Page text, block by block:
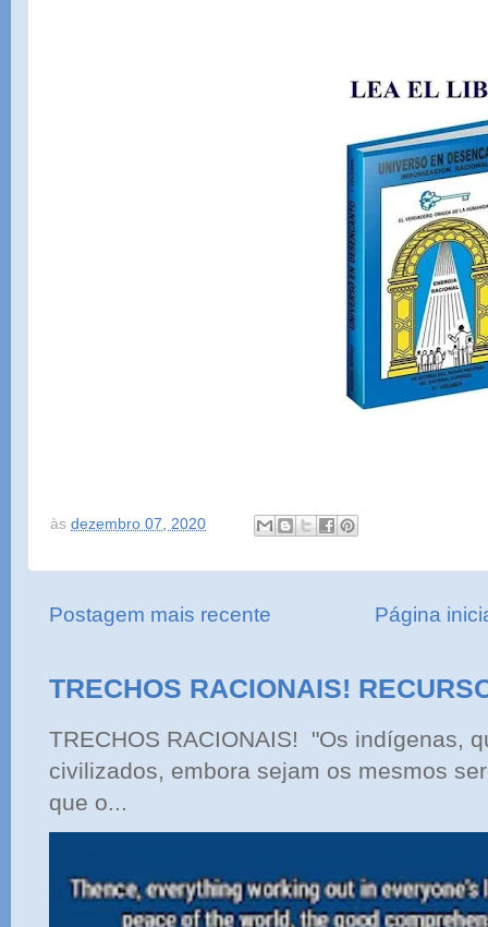
às dezembro 07, 2020
Postagem mais recente Página
TRECHOS RACIONAIS!
TRECHOS RACIONAIS! "Os indígenas,
civilizados, embora sejam os mesmos
que o...